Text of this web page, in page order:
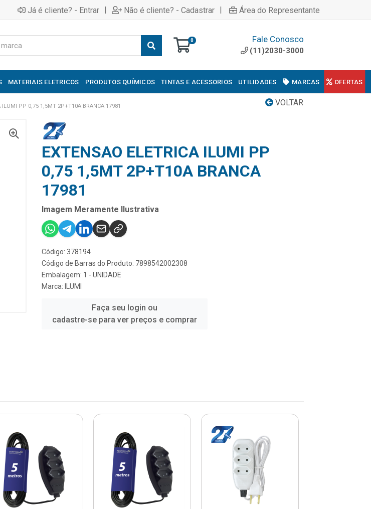
Já é cliente? - Entrar | Não é cliente? - Cadastrar | Área do Representante
0 Fale Conosco
(11)2030-3000
MATERIAIS ELETRICOS PRODUTOS QUÍMICOS TINTAS E ACESSORIOS UTILIDADES MARCAS OFERTAS
VOLTAR
ILUMI PP 0,75 1,5MT 2P+T10A BRANCA 17981
EXTENSAO ELETRICA ILUMI PP
0,75 1,5MT 2P+T10A BRANCA
17981
Imagem Meramente Ilustrativa
Código: 378194
Código de Barras do Produto: 7898542002308
Embalagem: 1 - UNIDADE
Marca:
ILUMI
Faça seu login ou
cadastre-se para ver preços e comprar